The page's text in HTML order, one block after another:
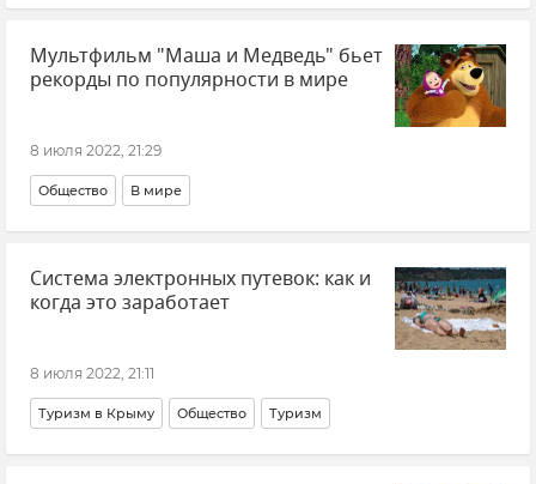
Мультфильм "Маша и Медведь" бьет
рекорды по популярности в мире
8 июля 2022, 21:29
Общество В мире
Система электронных путевок: как и
когда это заработает
8 июля 2022, 21:11
Туризм в Крыму Общество Туризм